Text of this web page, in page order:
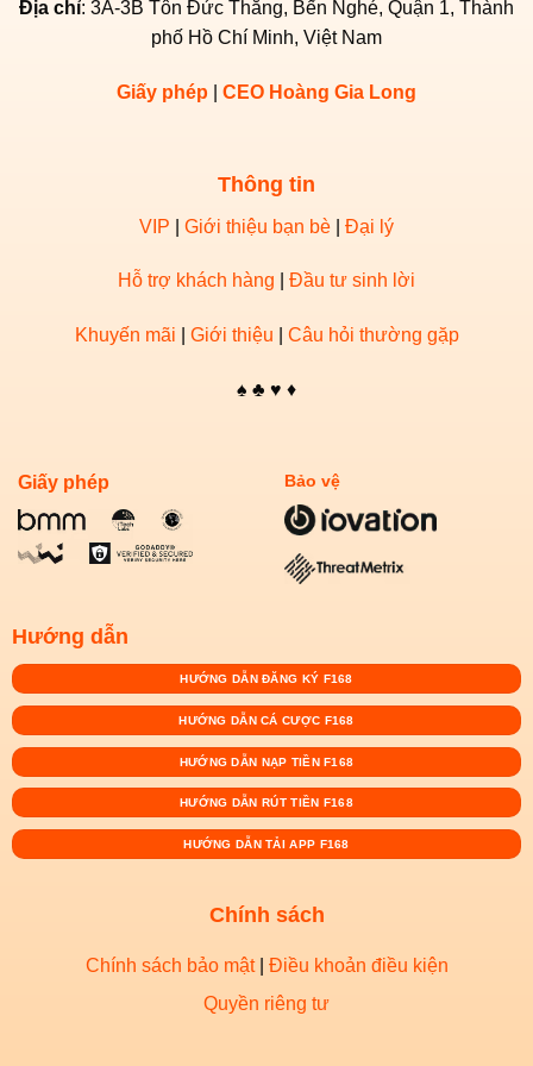
➤ Cách Chơi Game Bài F168 Cho Người Mới Bắt Đầu
Địa chỉ: 3A-3B Tôn Đức Thắng, Bến Nghé, Quận 1, Thành
phố Hồ Chí Minh, Việt Nam
Giấy phép CEO Hoàng Gia Long
Thông tin
VIP Giới thiệu bạn bè Đại lý
Hỗ trợ khách hàng Đầu tư sinh lời
Khuyến mãi Giới thiệu Câu hỏi thường gặp
♠️ ♣️ ♥️ ♦️
Giấy phép Bảo vệ
Hướng dẫn
HƯỚNG DẪN ĐĂNG KÝ F168
HƯỚNG DẪN CÁ CƯỢC F168
HƯỚNG DẪN NẠP TIỀN F168
HƯỚNG DẪN RÚT TIỀN F168
HƯỚNG DẪN TẢI APP F168
Chính sách
Chính sách bảo mật| Điều khoản điều kiện
Quyền riêng tư